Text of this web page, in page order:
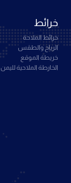
خرائط
خرائط الملاحة
الرياح والطقس
خريطة الموقع
الخارطة الملاحية لليمن